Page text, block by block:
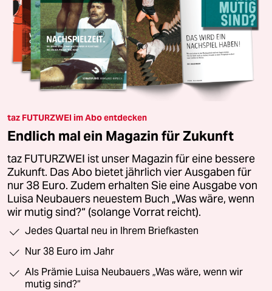
taz FUTURZWEI im Abo entdecken
Endlich mal ein Magazin für Zukunft
taz FUTURZWEI ist unser Magazin für eine bessere
Zukunft. Das Abo bietet jährlich vier Ausgaben für
nur 38 Euro. Zudem erhalten Sie eine Ausgabe von
Luisa Neubauers neuestem Buch „Was wäre, wenn
wir mutig sind?“ (solange Vorrat reicht).
Jedes Quartal neu in Ihrem Briefkasten
Nur 38 Euro im Jahr
Als Prämie Luisa Neubauers „Was wäre, wenn wir
mutig sind?“